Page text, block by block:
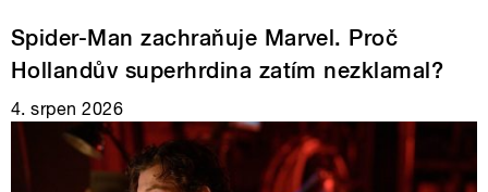
Spider-Man zachraňuje Marvel. Proč
Hollandův superhrdina zatím nezklamal?
4. srpen 2026